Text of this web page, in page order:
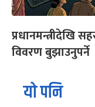
प्रधानमन्त्रीदेखि
विवरण बुझाउनुपर्ने
यो पनि